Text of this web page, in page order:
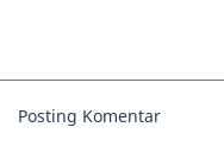
Posting Komentar